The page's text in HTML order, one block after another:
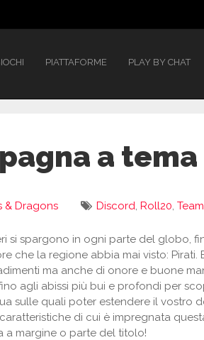
PIATTAFORME PLAY BY CHAT
a tema
& Dragons Discord, Roll20,
si spargono in ogni parte del globo,
che la regione abbia mai visto:
ma anche di onore e buone
agli abissi più bui e profondi per
sulle quali poter estendere il vostro
di cui è impregnata
a margine o parte del titolo!